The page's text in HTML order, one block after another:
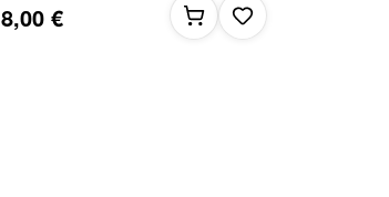
8,00 €